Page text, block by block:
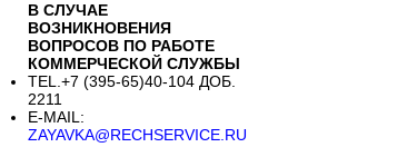
В СЛУЧАЕ
ВОЗНИКНОВЕНИЯ
ВОПРОСОВ ПО РАБОТЕ
КОММЕРЧЕСКОЙ СЛУЖБЫ
TEL.+7 (395-65)40-104 ДОБ.
2211
E-MAIL:
ZAYAVKA@RECHSERVICE.RU